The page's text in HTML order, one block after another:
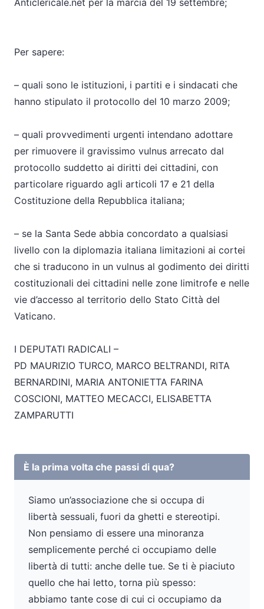
Anticlericale.net per la marcia del 19 settembre;
Per sapere:
– quali sono le istituzioni, i partiti e i sindacati che
hanno stipulato il protocollo del 10 marzo 2009;
– quali provvedimenti urgenti intendano adottare
per rimuovere il gravissimo vulnus arrecato dal
protocollo suddetto ai diritti dei cittadini, con
particolare riguardo agli articoli 17 e 21 della
Costituzione della Repubblica italiana;
– se la Santa Sede abbia concordato a qualsiasi
livello con la diplomazia italiana limitazioni ai cortei
che si traducono in un vulnus al godimento dei diritti
costituzionali dei cittadini nelle zone limitrofe e nelle
vie d’accesso al territorio dello Stato Città del
Vaticano.
I DEPUTATI RADICALI –
PD MAURIZIO TURCO, MARCO BELTRANDI, RITA
BERNARDINI, MARIA ANTONIETTA FARINA
COSCIONI, MATTEO MECACCI, ELISABETTA
ZAMPARUTTI
È la prima volta che passi di qua?
Siamo un’associazione che si occupa di
libertà sessuali, fuori da ghetti e stereotipi.
Non pensiamo di essere una minoranza
semplicemente perché ci occupiamo delle
libertà di tutti: anche delle tue. Se ti è piaciuto
quello che hai letto, torna più spesso:
abbiamo tante cose di cui ci occupiamo da